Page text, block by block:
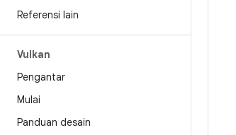
Referensi lain
Vulkan
Pengantar
Mulai
Panduan desain